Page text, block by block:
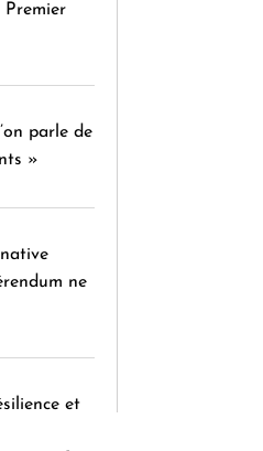
Premier
parle de
»
ne
et